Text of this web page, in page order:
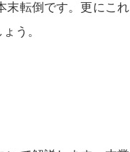
末転倒です。更にこれ
う。